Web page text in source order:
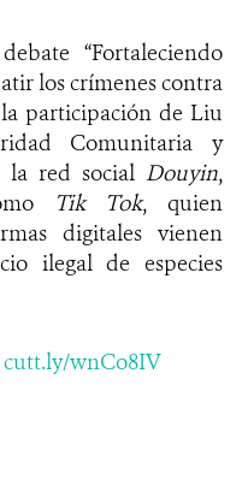
“Fortaleciendo
los crímenes contra
participación de Liu
Comunitaria y
la red social Douyin,
Tik Tok, quien
digitales vienen
ilegal de especies
cutt.ly/wnCo8IV